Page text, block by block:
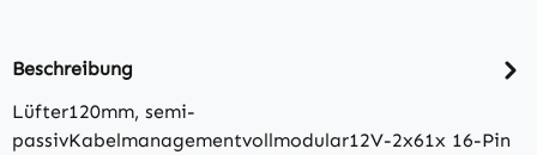
Beschreibung
Lüfter120mm, semi-
passivKabelmanagementvollmodular12V-2x61x 16-Pin